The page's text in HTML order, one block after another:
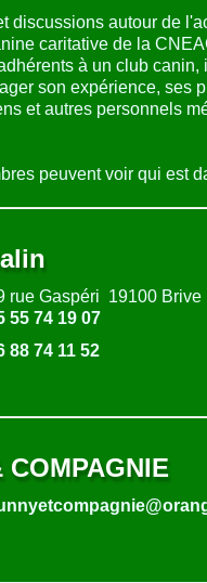
discussions autour de
caritative de la
à un club
son expérience, ses
et autres personnels
peuvent voir qui est
rue Gaspéri 19100 Brive
55 74 19 07
88 74 11 52
COMPAGNIE